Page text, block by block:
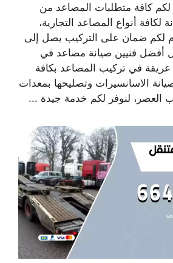
لكم كافة متطلبات المصاعد من
لكافة أنواع المصاعد التجارية،
لكم ضمان على التركيب يصل إلى
أفضل فنيين صيانة مصاعد في
عريقة في تركيب المصاعد بكافة
الاسانسيرات وتصليحها بمعدات
العصر، لنوفر لكم خدمة جيدة ...